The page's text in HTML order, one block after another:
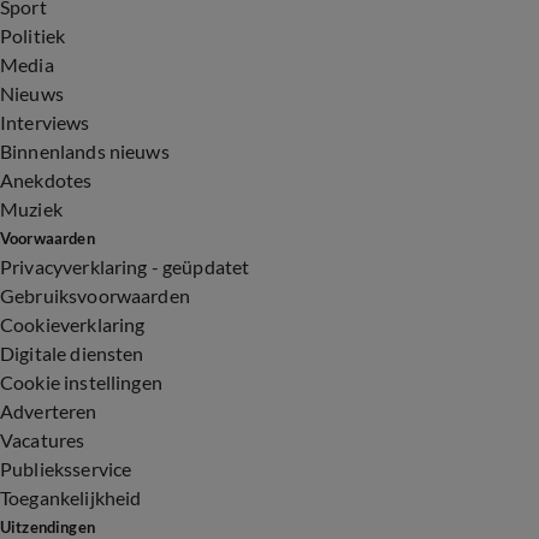
Sport
Politiek
Media
Nieuws
Interviews
Binnenlands nieuws
Anekdotes
Muziek
Voorwaarden
Privacyverklaring - geüpdatet
Gebruiksvoorwaarden
Cookieverklaring
Digitale diensten
Cookie instellingen
Adverteren
Vacatures
Publieksservice
Toegankelijkheid
Uitzendingen